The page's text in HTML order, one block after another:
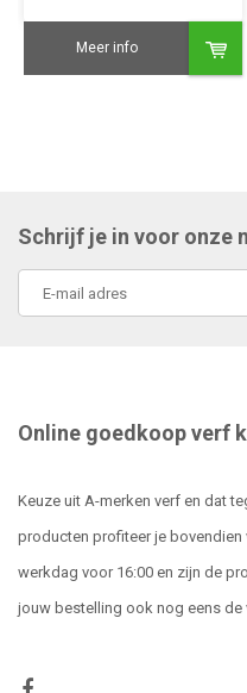
Meer info
Schrijf je in voor onze
Online goedkoop verf
Keuze uit A-merken verf en dat
producten profiteer je
werkdag voor 16:00 en zijn de
jouw bestelling ook nog eens de